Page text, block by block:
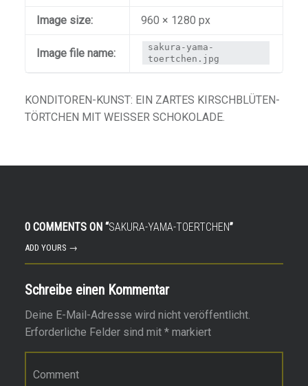
Image size: 960 × 1280 px
Image file name:
sakura-yama-
toertchen.jpg
KONDITOREN-KUNST: EIN ZARTES KIRSCHBLÜTEN-
TÖRTCHEN MIT WEISSER SCHOKOLADE.
0 COMMENTS ON “SAKURA-YAMA-TOERTCHEN”
ADD YOURS →
Schreibe einen Kommentar
Deine E-Mail-Adresse wird nicht veröffentlicht.
Erforderliche Felder sind mit *markiert